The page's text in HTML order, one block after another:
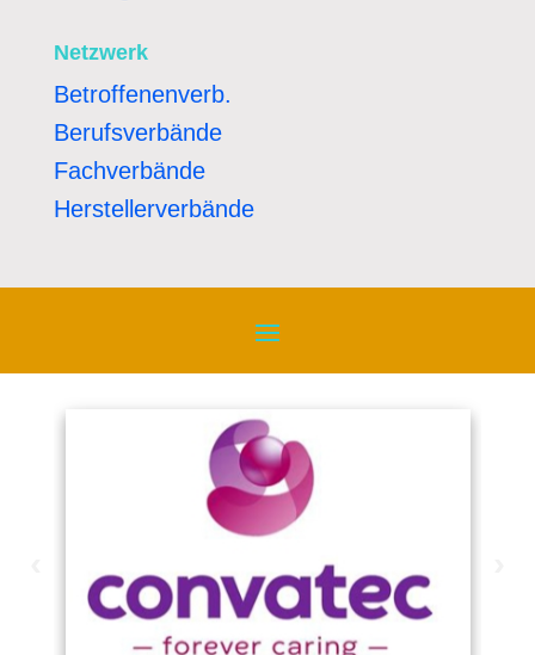
Netzwerk
Betroffenenverb.
Berufsverbände
Fachverbände
Herstellerverbände